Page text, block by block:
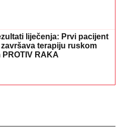
liječenja: Prvi pacijent
terapiju ruskom
RAKA